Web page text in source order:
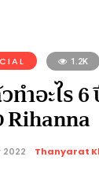
1.2K
ทำอะไร
Rihanna
Thanyarat